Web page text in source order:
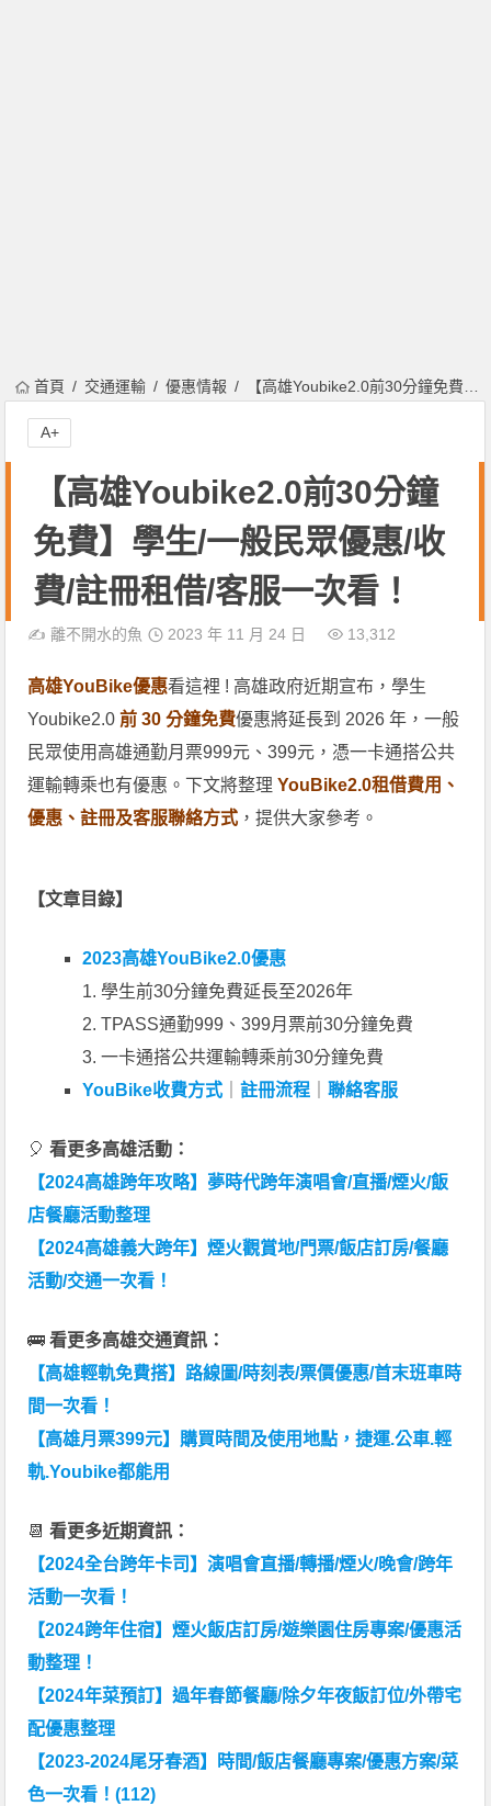
首頁 交通運輸 優惠情報 【高雄Youbike2.0前30分鐘免費】學生/一般民眾優惠/收費/註冊租借/客服一次看！
【高雄Youbike2.0前30分鐘
免費】學生/一般民眾優惠/收
費/註冊租借/客服一次看！
✍️離不開水的魚 2023 年 11 月 24 日 13,312
高雄YouBike優惠看這裡 ! 高雄政府近期宣布，學生
Youbike2.0前 30 分鐘免費優惠將延長到 2026 年，一般
民眾使用高雄通勤月票999元、399元，憑一卡通搭公共
運輸轉乘也有優惠。下文將整理 YouBike2.0租借費用、
優惠、註冊及客服聯絡方式 ，提供大家參考。
【文章目錄】
2023高雄YouBike2.0優惠
1. 學生前30分鐘免費延長至2026年
2. TPASS通勤999、399月票前30分鐘免費
3. 一卡通搭公共運輸轉乘前30分鐘免費
YouBike收費方式 ｜註冊流程 ｜聯絡客服
🎈看更多高雄活動：
【2024高雄跨年攻略】夢時代跨年演唱會/直播/煙火/飯
店餐廳活動整理
【2024高雄義大跨年】煙火觀賞地/門票/飯店訂房/餐廳
活動/交通一次看！
🚌看更多高雄交通資訊：
【高雄輕軌免費搭】路線圖/時刻表/票價優惠/首末班車時
間一次看！
【高雄月票399元】購買時間及使用地點，捷運.公車.輕
軌.Youbike都能用
📆看更多近期資訊：
【2024全台跨年卡司】演唱會直播/轉播/煙火/晚會/跨年
活動一次看！
【2024跨年住宿】煙火飯店訂房/遊樂園住房專案/優惠活
動整理！
【2024年菜預訂】過年春節餐廳/除夕年夜飯訂位/外帶宅
配優惠整理
【2023-2024尾牙春酒】時間/飯店餐廳專案/優惠方案/菜
色一次看！(112)
A+